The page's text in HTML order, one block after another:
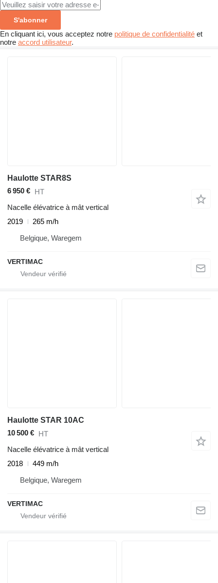
S'abonner
En cliquant ici, vous acceptez notre politique de confidentialité et
notre accord utilisateur.
Haulotte STAR8S
6 950 € HT
Nacelle élévatrice à mât vertical
2019
265 m/h
Belgique, Waregem
VERTIMAC
Haulotte STAR 10AC
10 500 € HT
Nacelle élévatrice à mât vertical
2018
449 m/h
Belgique, Waregem
VERTIMAC